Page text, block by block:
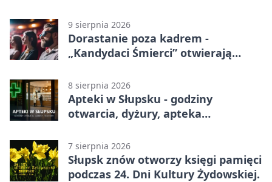
9 sierpnia 2026
Dorastanie poza kadrem -
„Kandydaci Śmierci” otwierają
8 sierpnia 2026
Apteki w Słupsku - godziny
otwarcia, dyżury, apteka
7 sierpnia 2026
Słupsk znów otworzy księgi pamięci
podczas 24. Dni Kultury Żydowskiej.